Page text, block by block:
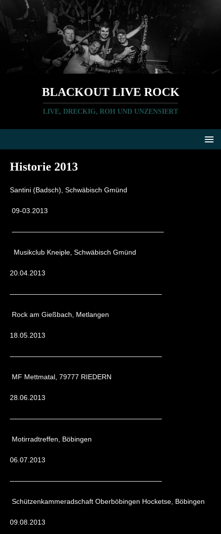
BLACKOUT LIVE ROCK
LIVE, DRECKIG, ROH UND UNZENSIERT
Historie 2013
Santini (Badsch), Schwäbisch Gmünd
09-03.2013
——————————————————————
Musikclub Kneiple, Schwäbisch Gmünd
20.04.2013
——————————————————————
Rock am Gießbach, Metlangen
18.05.2013
——————————————————————
MF Mettmatal, 79777 RIEDERN
28.06.2013
——————————————————————
Motirradtreffen, Böbingen
06.07.2013
——————————————————————
Schützenkammeradschaft Oberböbingen Hocketse, Böbingen
09.08.2013